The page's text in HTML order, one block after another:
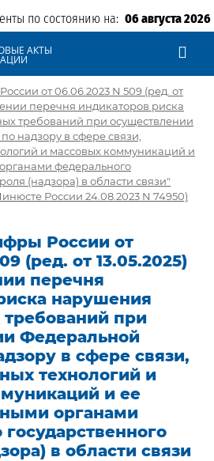
по состоянию на: 06 августа 2026
АКТЫ
от 06.06.2023 N 509 (ред. от
перечня индикаторов риска
требований при осуществлении
надзору в сфере связи,
и массовых коммуникаций и
федерального
(надзора) в области связи"
России 24.08.2023 N 74950)
России от
(ред. от 13.05.2025)
перечня
нарушения
при
Федеральной
в сфере связи,
технологий и
и ее
органами
в области связи